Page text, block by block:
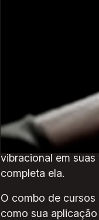
Com aulas online
detalhadas sobre
estética,
Rosangela Arnt,
em relação à
conhecimento em
“Nossa
vibracional em
completa ela.
O combo de
como sua